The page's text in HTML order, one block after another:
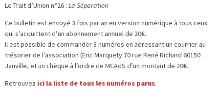
Le Trait d’Union n°26 : La Séparation
Ce bulletin est envoyé 3 fois par an en version numérique à tous ceux
qui s’acquittent d’un abonnement annuel de 20€.
Il est possible de commander 3 numéros en adressant un courrier au
trésorier de l’association (Eric Marquety 70 rue René Richard 60150
Janville, et un chèque à l’ordre de MCAdS d’un montant de 20€.
Retrouvez ici la liste de tous les numéros parus.